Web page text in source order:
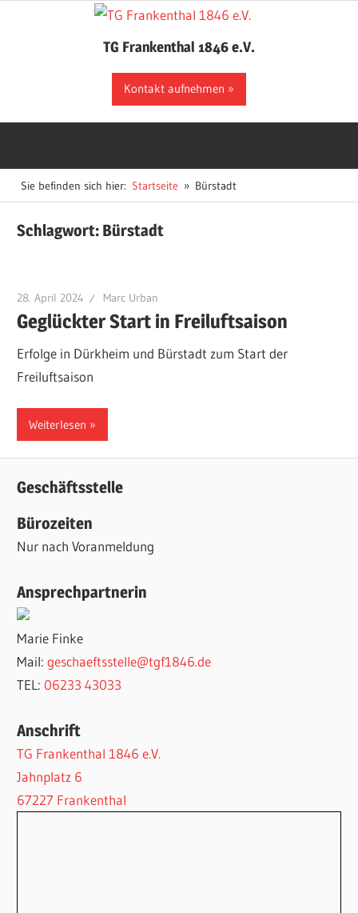
TG Frankenthal 1846 e.V.
Kontakt aufnehmen
Sie befinden sich hier: Startseite Bürstadt
Schlagwort: Bürstadt
28. April 2024 Marc Urban
Geglückter Start in Freiluftsaison
Erfolge in Dürkheim und Bürstadt zum Start der
Freiluftsaison
Weiterlesen
Geschäftsstelle
Bürozeiten
Nur nach Voranmeldung
Ansprechpartnerin
Marie Finke
Mail:geschaeftsstelle@tgf1846.de
TEL: 06233 43033
Anschrift
TG Frankenthal 1846 e.V.
Jahnplatz 6
67227 Frankenthal